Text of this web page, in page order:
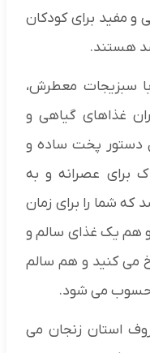
مفید برای کودکان
هستند.
سبزیجات معطرش،
غذاهای گیاهی و
دستور پخت ساده و
برای عصرانه و به
شما را برای زمان
هم یک غذای سالم و
می کنید و هم سالم
می‌ شود.
استان زنجان می